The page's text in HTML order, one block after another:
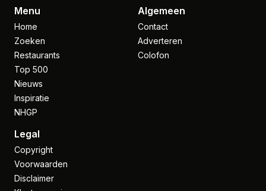
Menu
Home
Zoeken
Restaurants
Top 500
Nieuws
Inspiratie
NHGP
Algemeen
Contact
Adverteren
Colofon
Legal
Copyright
Voorwaarden
Disclaimer